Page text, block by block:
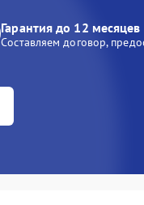
Гарантия до 12 месяцев
Составляем договор,